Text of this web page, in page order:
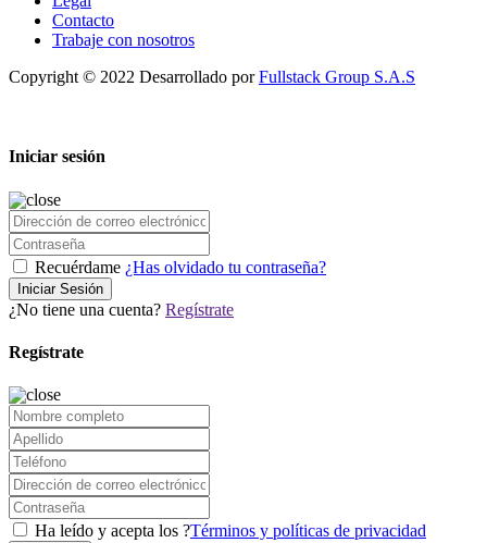
Contacto
Trabaje con nosotros
Copyright © 2022 Desarrollado porFullstack Group S.A.S
Iniciar sesión
Recuérdame ¿Has olvidado tu contraseña?
Iniciar Sesión
¿No tiene una cuenta? Regístrate
Regístrate
Ha leído y acepta los ?Términos y políticas de privacidad